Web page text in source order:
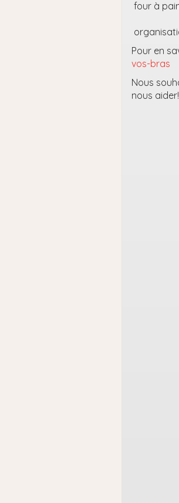
four à
Pour en
vos-bras
Nous
nous aider!